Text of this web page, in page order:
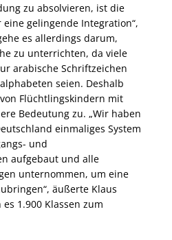
zu absolvieren, ist die
gelingende Integration“,
es allerdings darum,
zu unterrichten, da viele
arabische Schriftzeichen
seien. Deshalb
Flüchtlingskindern mit
Bedeutung zu. „Wir haben
einmaliges System
und
aufgebaut und alle
unternommen, um eine
äußerte Klaus
1.900 Klassen zum